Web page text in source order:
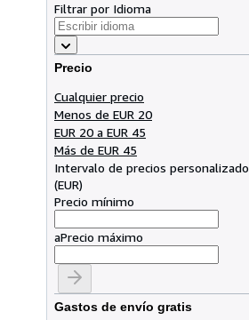
Filtrar por Idioma
Precio
Cualquier precio
Menos de EUR 20
EUR 20 a EUR 45
Más de EUR 45
Intervalo de precios personalizado
(EUR)
Precio mínimo
aPrecio máximo
Gastos de envío gratis